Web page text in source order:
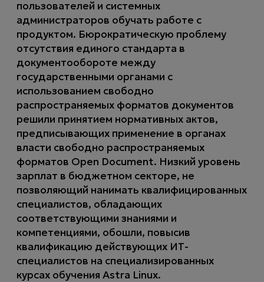
пользователей и системных
администраторов обучать работе с
продуктом. Бюрократическую проблему
отсутствия единого стандарта в
документообороте между
государственными органами с
использованием свободно
распространяемых форматов документов
решили принятием нормативных актов,
предписывающих применение в органах
власти свободно распространяемых
форматов Open Document. Низкий уровень
зарплат в бюджетном секторе, не
позволяющий нанимать квалифицированных
специалистов, обладающих
соответствующими знаниями и
компетенциями, обошли, повысив
квалификацию действующих ИТ-
специалистов на специализированных
курсах обучения Astra Linux.